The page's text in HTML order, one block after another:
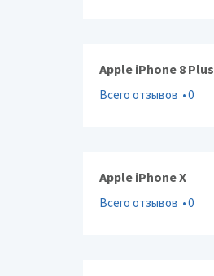
Apple iPhone 8 Plus
Всего отзывов 0
Apple iPhone X
Всего отзывов 0